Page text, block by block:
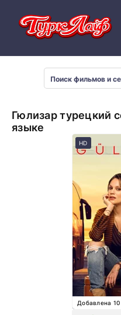
Гюлизар турецкий
языке
HD
Добавлена 10